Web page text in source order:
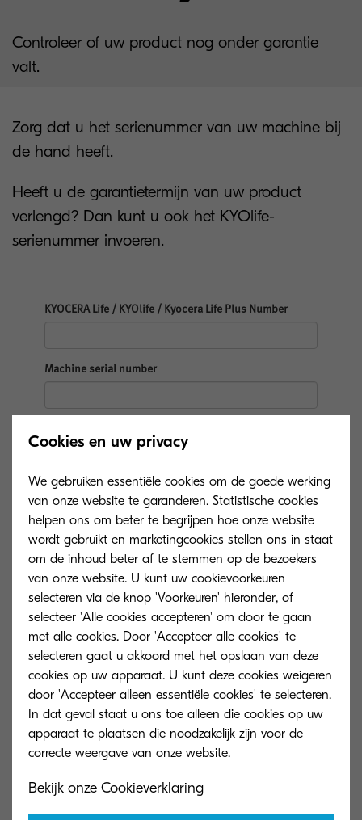
Controleer of uw product nog onder garantie
valt.
Zorg dat u het serienummer van uw machine bij
de hand heeft.
Heeft u de garantietermijn van uw product
verlengd? Dan kunt u ook het KYOlife-
serienummer invoeren.
Cookies en uw privacy
We gebruiken essentiële cookies om de goede werking
van onze website te garanderen. Statistische cookies
helpen ons om beter te begrijpen hoe onze website
wordt gebruikt en marketingcookies stellen ons in staat
om de inhoud beter af te stemmen op de bezoekers
van onze website. U kunt uw cookievoorkeuren
selecteren via de knop 'Voorkeuren' hieronder, of
selecteer 'Alle cookies accepteren' om door te gaan
met alle cookies. Door 'Accepteer alle cookies' te
selecteren gaat u akkoord met het opslaan van deze
cookies op uw apparaat. U kunt deze cookies weigeren
door 'Accepteer alleen essentiële cookies' te selecteren.
In dat geval staat u ons toe alleen die cookies op uw
apparaat te plaatsen die noodzakelijk zijn voor de
Bekijk onze Cookieverklaring